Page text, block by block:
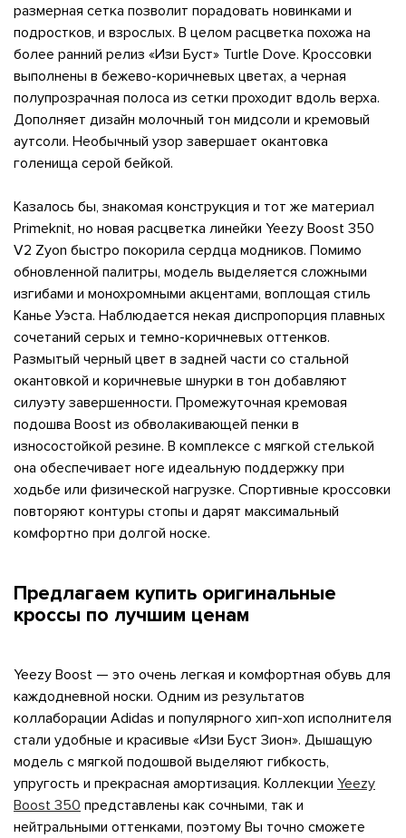
размерная сетка позволит порадовать новинками и
подростков, и взрослых. В целом расцветка похожа на
более ранний релиз «Изи Буст» Turtle Dove. Кроссовки
выполнены в бежево-коричневых цветах, а черная
полупрозрачная полоса из сетки проходит вдоль верха.
Дополняет дизайн молочный тон мидсоли и кремовый
аутсоли. Необычный узор завершает окантовка
голенища серой бейкой.
Казалось бы, знакомая конструкция и тот же материал
Primeknit, но новая расцветка линейки Yeezy Boost 350
V2 Zyon быстро покорила сердца модников. Помимо
обновленной палитры, модель выделяется сложными
изгибами и монохромными акцентами, воплощая стиль
Канье Уэста. Наблюдается некая диспропорция плавных
сочетаний серых и темно-коричневых оттенков.
Размытый черный цвет в задней части со стальной
окантовкой и коричневые шнурки в тон добавляют
силуэту завершенности. Промежуточная кремовая
подошва Boost из обволакивающей пенки в
износостойкой резине. В комплексе с мягкой стелькой
она обеспечивает ноге идеальную поддержку при
ходьбе или физической нагрузке. Спортивные кроссовки
повторяют контуры стопы и дарят максимальный
комфортно при долгой носке.
Предлагаем купить оригинальные
кроссы по лучшим ценам
Yeezy Boost — это очень легкая и комфортная обувь для
каждодневной носки. Одним из результатов
коллаборации Adidas и популярного хип-хоп исполнителя
стали удобные и красивые «Изи Буст Зион». Дышащую
модель с мягкой подошвой выделяют гибкость,
упругость и прекрасная амортизация. Коллекции Yeezy
Boost 350 представлены как сочными, так и
нейтральными оттенками, поэтому Вы точно сможете